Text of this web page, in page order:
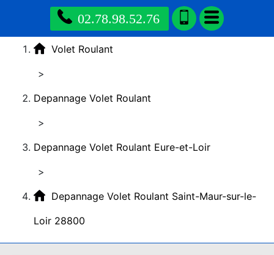
02.78.98.52.76
Volet Roulant
>
Depannage Volet Roulant
>
Depannage Volet Roulant Eure-et-Loir
>
Depannage Volet Roulant Saint-Maur-sur-le-
Loir 28800